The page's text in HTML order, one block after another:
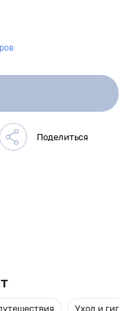
Уход и